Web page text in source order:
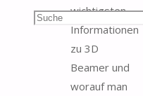
Suchen wichtigsten
Informationen
zu 3D
Beamer und
worauf man